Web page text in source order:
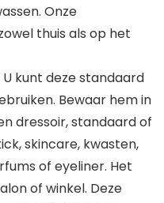
Onze
thuis als op het
U kunt deze standaard
Bewaar hem in
dressoir, standaard of
skincare, kwasten,
of eyeliner. Het
of winkel. Deze